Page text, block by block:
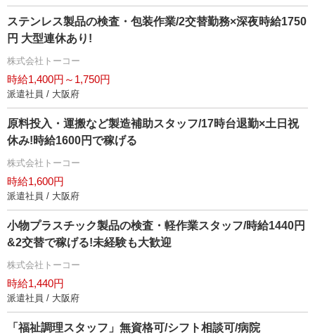
ステンレス製品の検査・包装作業/2交替勤務×深夜時給1750
円 大型連休あり!
株式会社トーコー
時給1,400円～1,750円
派遣社員 / 大阪府
原料投入・運搬など製造補助スタッフ/17時台退勤×土日祝
休み!時給1600円で稼げる
株式会社トーコー
時給1,600円
派遣社員 / 大阪府
小物プラスチック製品の検査・軽作業スタッフ/時給1440円
&2交替で稼げる!未経験も大歓迎
株式会社トーコー
時給1,440円
派遣社員 / 大阪府
「福祉調理スタッフ」無資格可/シフト相談可/病院